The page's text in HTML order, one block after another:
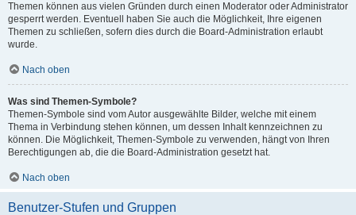
Themen können aus vielen Gründen durch einen Moderator oder Administrator
gesperrt werden. Eventuell haben Sie auch die Möglichkeit, Ihre eigenen
Themen zu schließen, sofern dies durch die Board-Administration erlaubt
wurde.
Nach oben
Was sind Themen-Symbole?
Themen-Symbole sind vom Autor ausgewählte Bilder, welche mit einem
Thema in Verbindung stehen können, um dessen Inhalt kennzeichnen zu
können. Die Möglichkeit, Themen-Symbole zu verwenden, hängt von Ihren
Berechtigungen ab, die die Board-Administration gesetzt hat.
Nach oben
Benutzer-Stufen und Gruppen